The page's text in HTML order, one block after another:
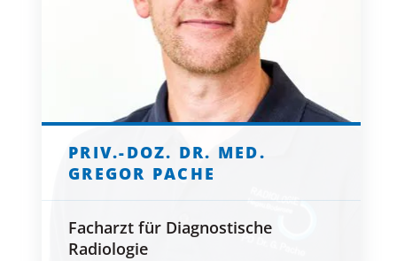
PRIV.-DOZ. DR. MED.
GREGOR PACHE
Facharzt für Diagnostische
Radiologie